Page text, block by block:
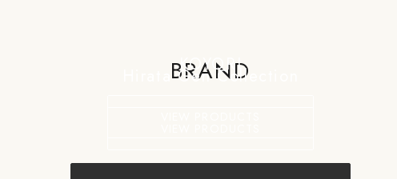
BRAND
KOYORI
Hirata Gen Collection